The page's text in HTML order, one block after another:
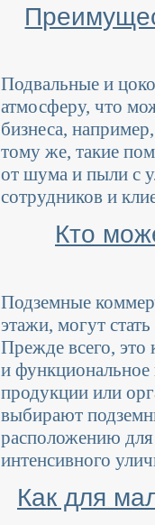
Подвальные и
атмосферу, что
бизнеса,
тому же, такие
от шума и пыли с
сотрудников и
Кто
Подземные
этажи, могут
Прежде всего, это
и функциональное
продукции или
выбирают
расположению
интенсивного
Как для